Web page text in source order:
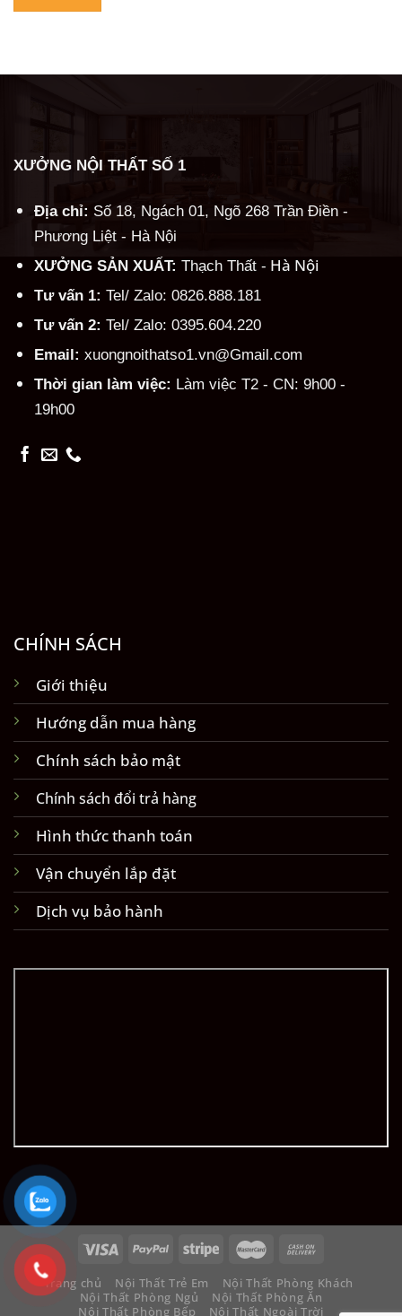
XƯỞNG NỘI THẤT SỐ 1
Địa chỉ: Số 18, Ngách 01, Ngõ 268 Trần Điền -
Phương Liệt - Hà Nội
XƯỞNG SẢN XUẤT: Thạch Thất - Hà Nội
Tư vấn 1: Tel/ Zalo: 0826.888.181
Tư vấn 2: Tel/ Zalo: 0395.604.220
Email: xuongnoithatso1.vn@Gmail.com
Thời gian làm việc: Làm việc T2 - CN: 9h00 -
19h00
CHÍNH SÁCH
Giới thiệu
Hướng dẫn mua hàng
Chính sách bảo mật
Chính sách đổi trả hàng
Hình thức thanh toán
Vận chuyển lắp đặt
Dịch vụ bảo hành
Trang chủ Nội Thất Trẻ Em
Nội Thất Phòng Khách
Nội Thất Phòng Ngủ
Nội Thất Phòng Ăn
Nội Thất Phòng Bếp
Nội Thất Ngoài Trời